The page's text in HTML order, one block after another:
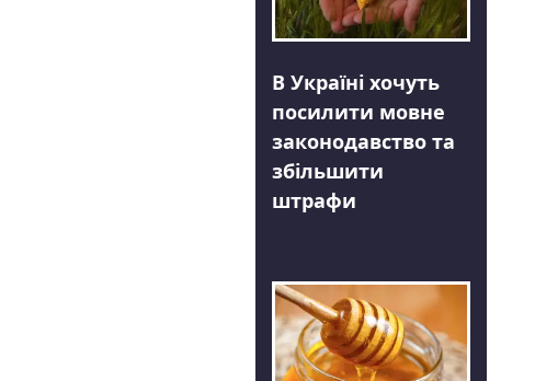
В Україні хочуть
посилити мовне
законодавство та
збільшити
штрафи